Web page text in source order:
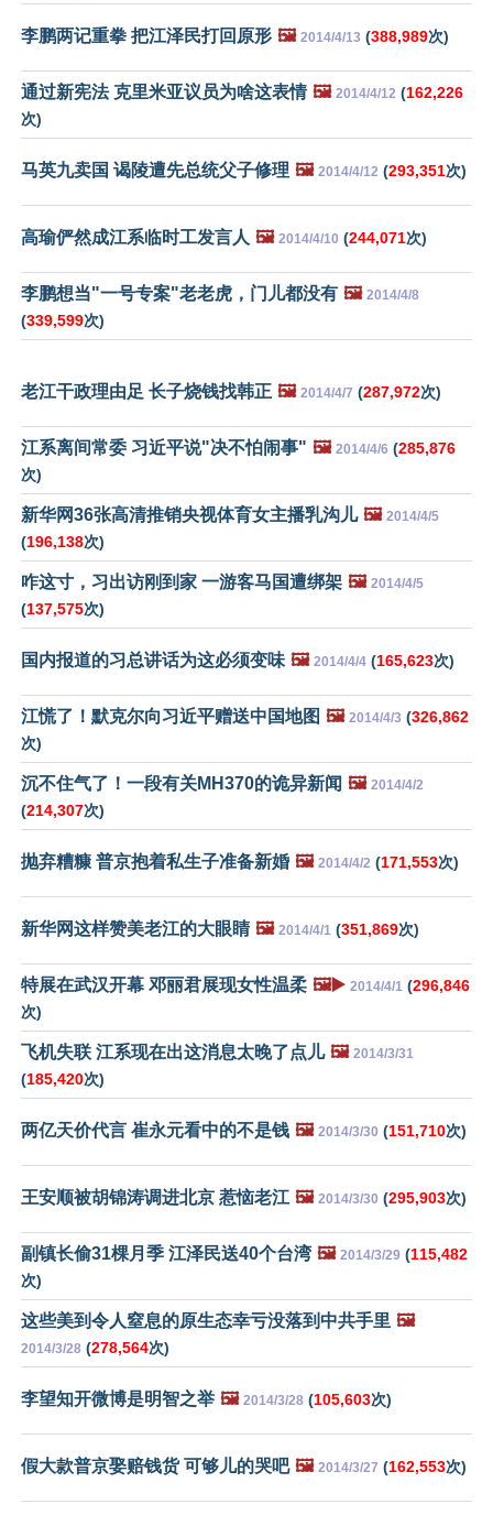
李鹏两记重拳 把江泽民打回原形 🖼️ 2014/4/13 (388,989次)
通过新宪法 克里米亚议员为啥这表情 🖼️ 2014/4/12 (162,226
次)
马英九卖国 谒陵遭先总统父子修理 🖼️ 2014/4/12 (293,351次)
高瑜俨然成江系临时工发言人 🖼️ 2014/4/10 (244,071次)
李鹏想当"一号专案"老老虎，门儿都没有 🖼️ 2014/4/8
(339,599次)
老江干政理由足 长子烧钱找韩正 🖼️ 2014/4/7 (287,972次)
江系离间常委 习近平说"决不怕闹事" 🖼️ 2014/4/6 (285,876
次)
新华网36张高清推销央视体育女主播乳沟儿 🖼️ 2014/4/5
(196,138次)
咋这寸，习出访刚到家 一游客马国遭绑架 🖼️ 2014/4/5
(137,575次)
国内报道的习总讲话为这必须变味 🖼️ 2014/4/4 (165,623次)
江慌了！默克尔向习近平赠送中国地图 🖼️ 2014/4/3 (326,862
次)
沉不住气了！一段有关MH370的诡异新闻 🖼️ 2014/4/2
(214,307次)
抛弃糟糠 普京抱着私生子准备新婚 🖼️ 2014/4/2 (171,553次)
新华网这样赞美老江的大眼睛 🖼️ 2014/4/1 (351,869次)
特展在武汉开幕 邓丽君展现女性温柔 🖼️▶️ 2014/4/1 (296,846
次)
飞机失联 江系现在出这消息太晚了点儿 🖼️ 2014/3/31
(185,420次)
两亿天价代言 崔永元看中的不是钱 🖼️ 2014/3/30 (151,710次)
王安顺被胡锦涛调进北京 惹恼老江 🖼️ 2014/3/30 (295,903次)
副镇长偷31棵月季 江泽民送40个台湾 🖼️ 2014/3/29 (115,482
次)
这些美到令人窒息的原生态幸亏没落到中共手里 🖼️
2014/3/28 (278,564次)
李望知开微博是明智之举 🖼️ 2014/3/28 (105,603次)
假大款普京娶赔钱货 可够儿的哭吧 🖼️ 2014/3/27 (162,553次)